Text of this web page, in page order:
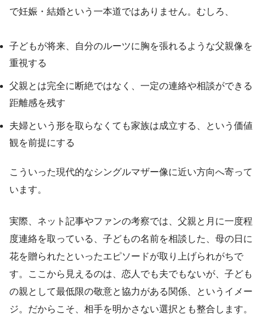
で妊娠・結婚という一本道ではありません。むしろ、
子どもが将来、自分のルーツに胸を張れるような父親像を
重視する
父親とは完全に断絶ではなく、一定の連絡や相談ができる
距離感を残す
夫婦という形を取らなくても家族は成立する、という価値
観を前提にする
こういった現代的なシングルマザー像に近い方向へ寄って
います。
実際、ネット記事やファンの考察では、父親と月に一度程
度連絡を取っている、子どもの名前を相談した、母の日に
花を贈られたといったエピソードが取り上げられがちで
す。ここから見えるのは、恋人でも夫でもないが、子ども
の親として最低限の敬意と協力がある関係、というイメー
ジ。だからこそ、相手を明かさない選択とも整合します。